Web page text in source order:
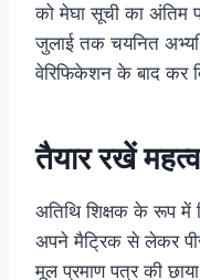
को मेघा सूची का अंतिम
जुलाई तक चयनित
वेरिफिकेशन के बाद कर
तैयार रखें
अतिथि शिक्षक के रूप में
अपने मैट्रिक से लेकर
मूल प्रमाण पत्र की